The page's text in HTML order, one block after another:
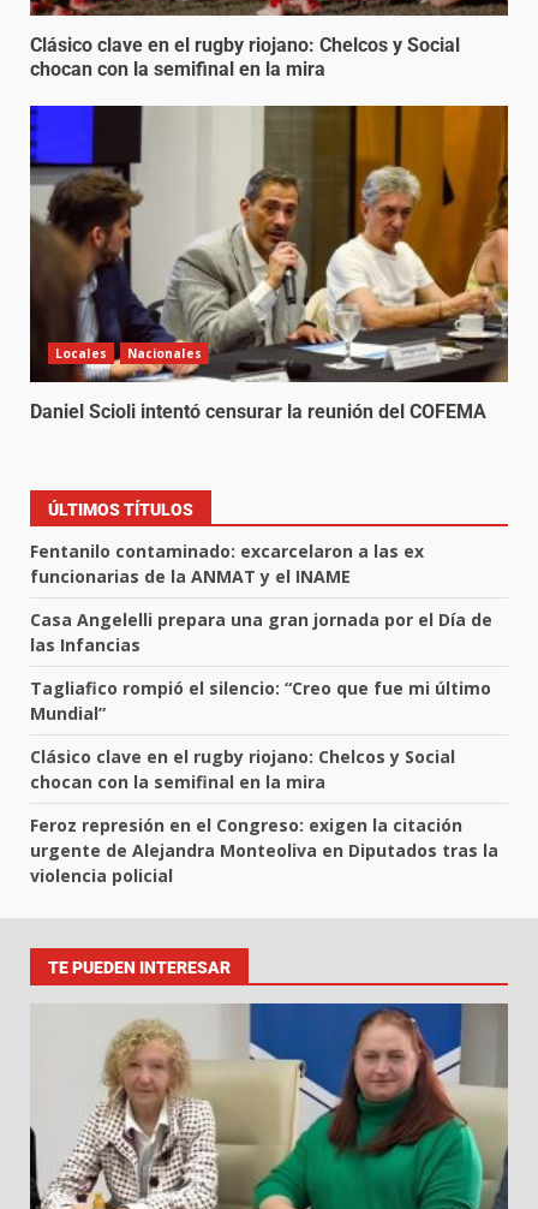
Clásico clave en el rugby riojano: Chelcos y Social
chocan con la semifinal en la mira
Locales Nacionales
Daniel Scioli intentó censurar la reunión del COFEMA
ÚLTIMOS TÍTULOS
Fentanilo contaminado: excarcelaron a las ex
funcionarias de la ANMAT y el INAME
Casa Angelelli prepara una gran jornada por el Día de
las Infancias
Tagliafico rompió el silencio: “Creo que fue mi último
Mundial”
Clásico clave en el rugby riojano: Chelcos y Social
chocan con la semifinal en la mira
Feroz represión en el Congreso: exigen la citación
urgente de Alejandra Monteoliva en Diputados tras la
violencia policial
TE PUEDEN INTERESAR